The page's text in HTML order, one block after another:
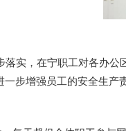
实，在宁职工对各办公
步增强员工的安全生产